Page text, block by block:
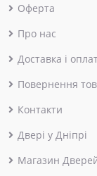
Оферта
Про нас
Доставка і
Повернення
Контакти
Двері у Дніпрі
Магазин